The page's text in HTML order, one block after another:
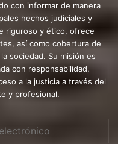
con informar de manera
hechos judiciales y
riguroso y ético, ofrece
así como cobertura de
sociedad. Su misión es
con responsabilidad,
a la justicia a través del
y profesional.